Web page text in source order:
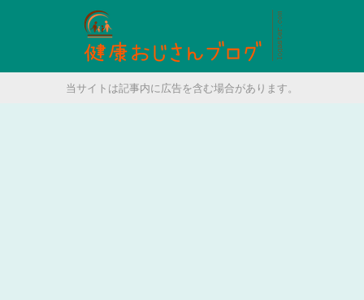
当サイトは記事内に広告を含む場合があります。